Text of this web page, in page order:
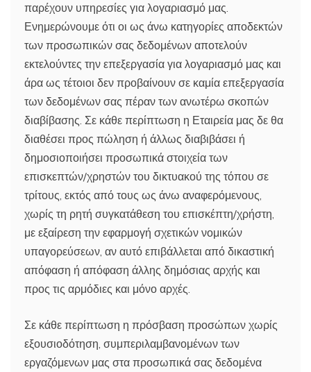
παρέχουν υπηρεσίες για λογαριασμό μας.
Ενημερώνουμε ότι οι ως άνω κατηγορίες αποδεκτών
των προσωπικών σας δεδομένων αποτελούν
εκτελούντες την επεξεργασία για λογαριασμό μας και
άρα ως τέτοιοι δεν προβαίνουν σε καμία επεξεργασία
των δεδομένων σας πέραν των ανωτέρω σκοπών
διαβίβασης. Σε κάθε περίπτωση η Εταιρεία μας δε θα
διαθέσει προς πώληση ή άλλως διαβιβάσει ή
δημοσιοποιήσει προσωπικά στοιχεία των
επισκεπτών/χρηστών του δικτυακού της τόπου σε
τρίτους, εκτός από τους ως άνω αναφερόμενους,
χωρίς τη ρητή συγκατάθεση του επισκέπτη/χρήστη,
με εξαίρεση την εφαρμογή σχετικών νομικών
υπαγορεύσεων, αν αυτό επιβάλλεται από δικαστική
απόφαση ή απόφαση άλλης δημόσιας αρχής και
προς τις αρμόδιες και μόνο αρχές.
Σε κάθε περίπτωση η πρόσβαση προσώπων χωρίς
εξουσιοδότηση, συμπεριλαμβανομένων των
εργαζόμενων μας στα προσωπικά σας δεδομένα